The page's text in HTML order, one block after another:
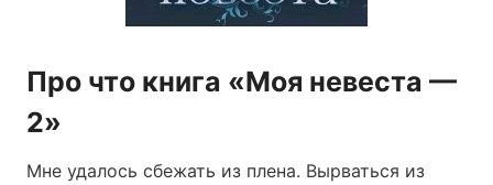
Про что книга «Моя невеста —
2»
Мне удалось сбежать из плена. Вырваться из